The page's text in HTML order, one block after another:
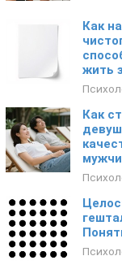
Как
жить
Как